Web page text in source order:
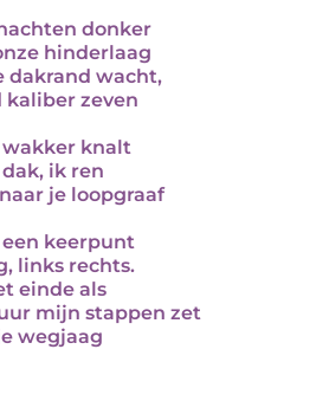
donker
hinderlaag
dakrand wacht,
zeven
knalt
ik ren
je loopgraaf
keerpunt
links rechts.
einde als
mijn stappen zet
wegjaag